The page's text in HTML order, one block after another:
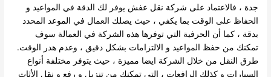
جدة ، فالاعتماد على شركة نقل عفش يوفر لك الدقة في المواعيد و
الحفاظ على الوقت بما يكفي ، حيث يصلك العمال في الموعد المحدد
بدقة ، كما أن الحرفية التي توفرها هذه الشركة في العمالة سوف
تمكنك من حفظ المواعيد و الالتزامات بشكل دقيق ، وعدم هدر الوقت.
طرق النقل من خلال الشركة ايضا مميزة ، حيث يتوفر مختلفة أنواع
السيارات و كذلك الرافعات ، التي تمكنك من تنزيل و رفع و نقل الأثاث